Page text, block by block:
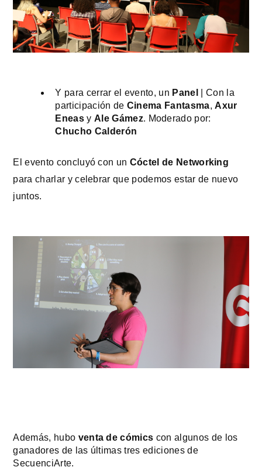
Y para cerrar el evento, un Panel
| Con la
participación de Cinema Fantasma, Axur
Eneas y Ale Gámez
Chucho Calderón
El evento concluyó con un Cóctel de Networking
para charlar y celebrar que podemos estar de nuevo
juntos.
Además, hubo venta de cómics con algunos de los
ganadores de las últimas tres ediciones de
SecuenciArte.